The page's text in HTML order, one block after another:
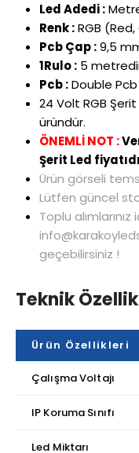
Led Adedi :
Renk :RGB (Red,
Pcb Çap :9,5
1Rulo :5
Pcb :Double Pcb
24 Volt RGB
üründür.
ÖNEMLİ NOT :
Şerit Led
Ürün görseli
Lütfen güncel
Toplu
geçebilirsiniz !
Teknik
Ürün Özellikleri
Çalışma Voltajı
IP Koruma Sınıfı
Led Miktarı